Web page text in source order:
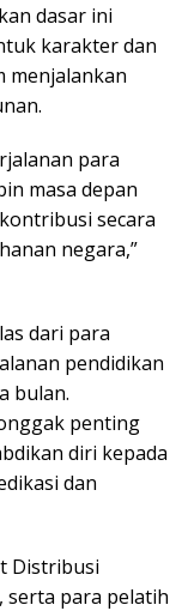
dasar ini
karakter dan
menjalankan
para
masa depan
secara
negara,”
dari para
pendidikan
bulan.
penting
diri kepada
dan
Distribusi
serta para pelatih